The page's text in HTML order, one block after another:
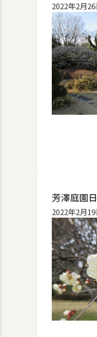
2022年2月26
芳澤庭園
2022年2月19